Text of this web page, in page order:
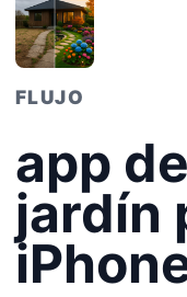
FLUJO
app
jardín